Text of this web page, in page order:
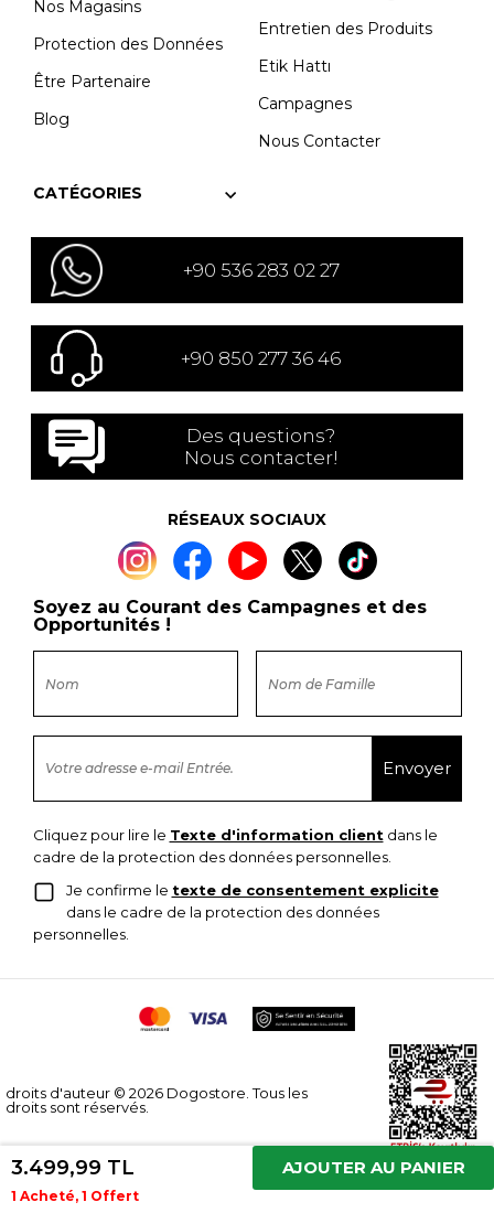
3.499,99 TL AJOUTER AU PANIER
1 Acheté, 1 Offert
Nos Magasins
Protection des Données
Être Partenaire
Blog
Entretien des Produits
Etik Hattı
Campagnes
Nous Contacter
CATÉGORIES
+90 536 283 02 27
+90 850 277 36 46
Des questions?
Nous contacter!
RÉSEAUX SOCIAUX
Soyez au Courant des Campagnes et des
Opportunités !
Cliquez pour lire le Texte d'information clientdans le
cadre de la protection des données personnelles.
Je confirme le texte de consentement explicite
dans le cadre de la protection des données
personnelles.
droits d'auteur © 2026 Dogostore. Tous les
droits sont réservés.